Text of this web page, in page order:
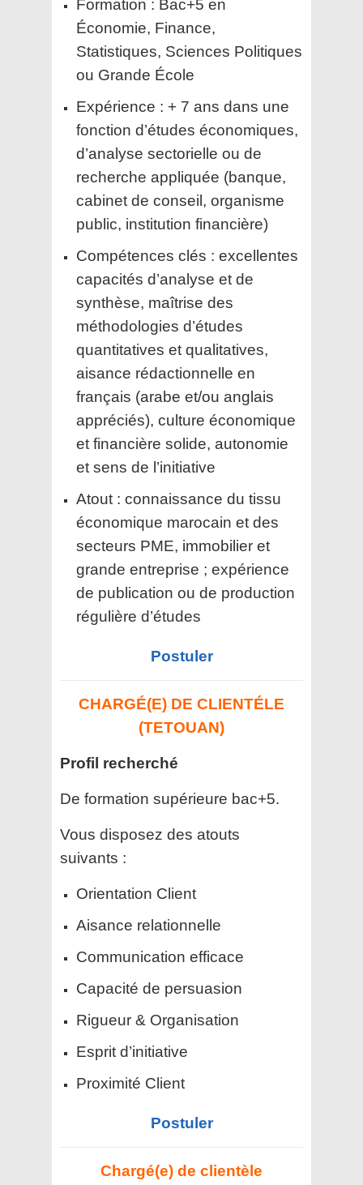
Formation : Bac+5 en
Économie, Finance,
Statistiques, Sciences Politiques
ou Grande École
Expérience : + 7 ans dans une
fonction d’études économiques,
d’analyse sectorielle ou de
recherche appliquée (banque,
cabinet de conseil, organisme
public, institution financière)
Compétences clés : excellentes
capacités d’analyse et de
synthèse, maîtrise des
méthodologies d’études
quantitatives et qualitatives,
aisance rédactionnelle en
français (arabe et/ou anglais
appréciés), culture économique
et financière solide, autonomie
et sens de l’initiative
Atout : connaissance du tissu
économique marocain et des
secteurs PME, immobilier et
grande entreprise ; expérience
de publication ou de production
régulière d’études
Postuler
CHARGÉ(E) DE CLIENTÉLE
(TETOUAN)
Profil recherché
De formation supérieure bac+5.
Vous disposez des atouts
suivants :
Orientation Client
Aisance relationnelle
Communication efficace
Capacité de persuasion
Rigueur & Organisation
Esprit d’initiative
Proximité Client
Postuler
Chargé(e) de clientèle